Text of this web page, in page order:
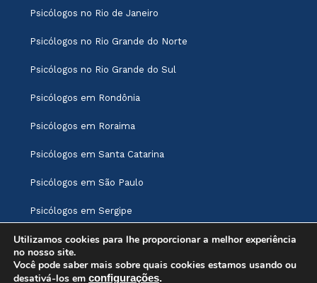
Psicólogos no Rio de Janeiro
Psicólogos no Rio Grande do Norte
Psicólogos no Rio Grande do Sul
Psicólogos em Rondônia
Psicólogos em Roraima
Psicólogos em Santa Catarina
Psicólogos em São Paulo
Psicólogos em Sergipe
Psicólogos em Tocantins
Atenção: Este site não oferece tratamento ou
Utilizamos cookies para lhe proporcionar a melhor experiência
no nosso site.
Você pode saber mais sobre quais cookies estamos usando ou
desativá-los em configurações.